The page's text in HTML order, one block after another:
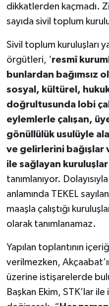
dikkatlerden kaçmadı.
sayıda sivil toplum
Sivil toplum kuruluşları
örgütleri, ‘resmî
bunlardan bağımsız
sosyal, kültürel,
doğrultusunda lobi
eylemlerle çalışan,
gönüllülük usulüyle
ve gelirlerini bağışlar
ile sağlayan
tanımlanıyor.
anlamında TEKEL
maaşla çalıştığı
olarak tanımlanamaz.
Yapılan toplantının
verilmezken,
üzerine istişarelerde
Başkan Ekim, STK’lar